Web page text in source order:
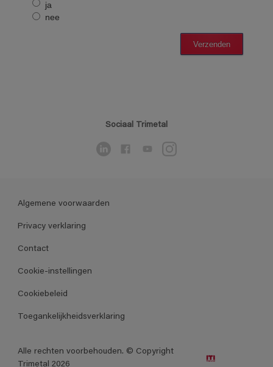
Sociaal Trimetal
Algemene voorwaarden
Privacy verklaring
Contact
Cookie-instellingen
Cookiebeleid
Toegankelijkheidsverklaring
Alle rechten voorbehouden. © Copyright
Trimetal 2026